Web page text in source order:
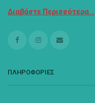
Διαβάστε Περισσότερα...
ΠΛΗΡΟΦΟΡΙΕΣ